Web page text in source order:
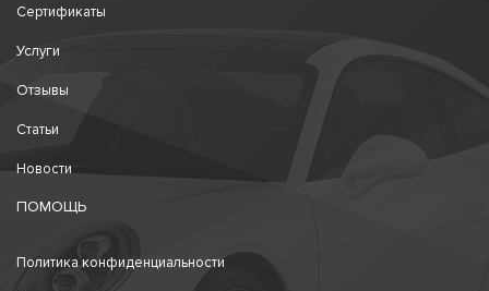
Сертификаты
Услуги
Отзывы
Статьи
Новости
ПОМОЩЬ
Политика конфиденциальности